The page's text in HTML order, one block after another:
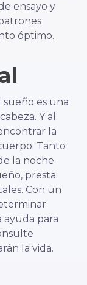
ensayo y
óptimo.
sueño es una
Y al
la
Tanto
la noche
presta
Con un
ayuda para
la vida.